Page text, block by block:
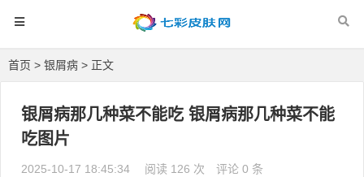
首页 > 银屑病 > 正文
银屑病那几种菜不能吃 银屑病那几种菜不能
吃图片
2025-10-17 18:45:34 阅读 126 次 评论 0 条